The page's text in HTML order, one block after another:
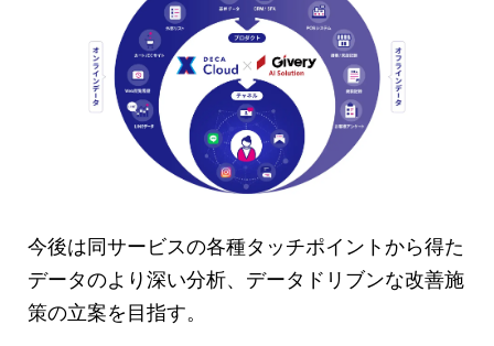
今後は同サービスの各種タッチポイントから得た
データのより深い分析、データドリブンな改善施
策の立案を目指す。